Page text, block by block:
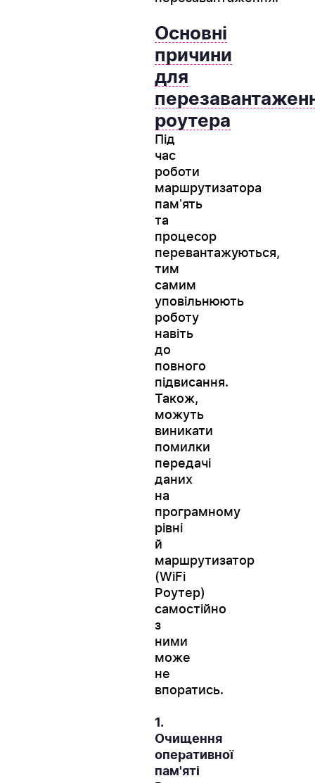
Основні
причини
для
роутера
Під
час
роботи
маршрутизатора
памʼять
та
процесор
перевантажуються,
тим
самим
уповільнюють
роботу
навіть
до
повного
підвисання.
Також,
можуть
виникати
помилки
передачі
даних
на
програмному
рівні
й
маршрутизатор
(WiFi
Роутер)
самостійно
з
ними
може
не
впоратись.
1.
Очищення
оперативної
пам'яті